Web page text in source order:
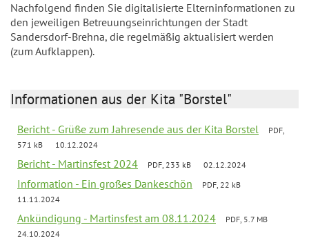
Nachfolgend finden Sie digitalisierte Elterninformationen zu
den jeweiligen Betreuungseinrichtungen der Stadt
Sandersdorf-Brehna, die regelmäßig aktualisiert werden
(zum Aufklappen).
Informationen aus der Kita "Borstel"
Bericht - Grüße zum Jahresende aus der Kita Borstel
PDF,
571 kB
10.12.2024
Bericht - Martinsfest 2024 PDF, 233 kB 02.12.2024
Information - Ein großes Dankeschön
PDF, 22 kB
11.11.2024
Ankündigung - Martinsfest am 08.11.2024
PDF, 5.7 MB
24.10.2024